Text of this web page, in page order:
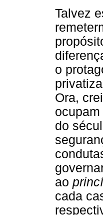
Talvez
o
Ora,
do
ao
cada